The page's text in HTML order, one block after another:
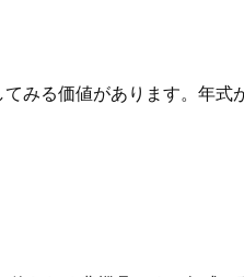
みる価値があります。年